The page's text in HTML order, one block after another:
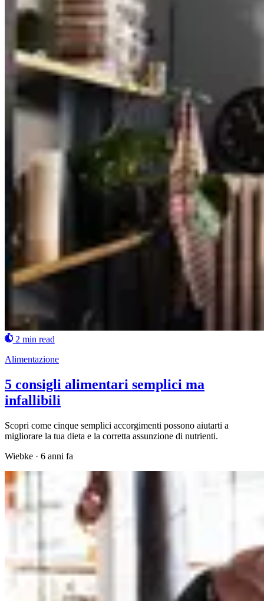
2 min read
Alimentazione
5 consigli alimentari semplici ma
infallibili
Scopri come cinque semplici accorgimenti possono aiutarti a
migliorare la tua dieta e la corretta assunzione di nutrienti.
Wiebke · 6 anni fa